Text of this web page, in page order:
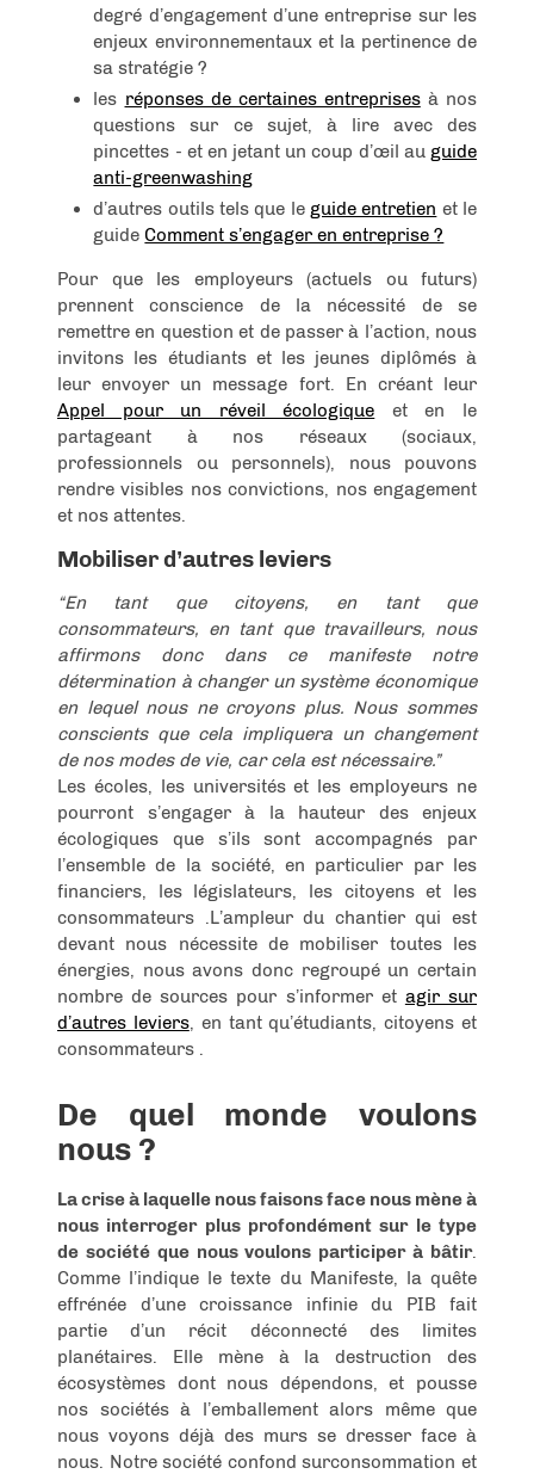
degré d’engagement d’une entreprise sur les
enjeux environnementaux et la pertinence de
sa stratégie ?
les réponses de certaines entreprisesà nos
questions sur ce sujet, à lire avec des
pincettes - et en jetant un coup d’œil au guide
anti-greenwashing
d’autres outils tels que le guide entretien et le
guide Comment s’engager en entreprise ?
Pour que les employeurs (actuels ou futurs)
prennent conscience de la nécessité de se
remettre en question et de passer à l’action, nous
invitons les étudiants et les jeunes diplômés à
leur envoyer un message fort. En créant leur
Appel pour un réveil écologique et en le
partageant à nos réseaux (sociaux,
professionnels ou personnels), nous pouvons
rendre visibles nos convictions, nos engagement
et nos attentes.
Mobiliser d’autres leviers
“En tant que citoyens, en tant que
consommateurs, en tant que travailleurs, nous
affirmons donc dans ce manifeste notre
détermination à changer un système économique
en lequel nous ne croyons plus. Nous sommes
conscients que cela impliquera un changement
de nos modes de vie, car cela est nécessaire.”
Les écoles, les universités et les employeurs ne
pourront s’engager à la hauteur des enjeux
écologiques que s’ils sont accompagnés par
l’ensemble de la société, en particulier par les
financiers, les législateurs, les citoyens et les
consommateurs .L’ampleur du chantier qui est
devant nous nécessite de mobiliser toutes les
énergies, nous avons donc regroupé un certain
nombre de sources pour s’informer et agir sur
d’autres leviers, en tant qu’étudiants, citoyens et
consommateurs .
De quel monde voulons
nous ?
La crise à laquelle nous faisons face nous mène à
nous interroger plus profondément sur le type
de société que nous voulons participer à bâtir.
Comme l’indique le texte du Manifeste, la quête
effrénée d’une croissance infinie du PIB fait
partie d’un récit déconnecté des limites
planétaires. Elle mène à la destruction des
écosystèmes dont nous dépendons, et pousse
nos sociétés à l’emballement alors même que
nous voyons déjà des murs se dresser face à
nous. Notre société confond surconsommation et